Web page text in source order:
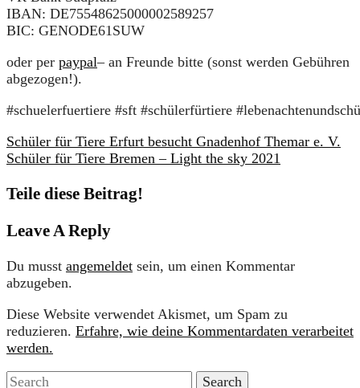
IBAN: DE75548625000002589257
BIC: GENODE61SUW
oder per paypal– an Freunde bitte (sonst werden Gebühren
abgezogen!).
#schuelerfuertiere #sft #schülerfürtiere
Schüler für Tiere Erfurt besucht Gnadenhof Themar e. V.
Schüler für Tiere Bremen – Light the sky 2021
Teile diese Beitrag!
Leave A Reply
Du musst angemeldet sein, um einen Kommentar
abzugeben.
Diese Website verwendet Akismet, um Spam zu
reduzieren. Erfahre, wie deine Kommentardaten verarbeitet
werden.